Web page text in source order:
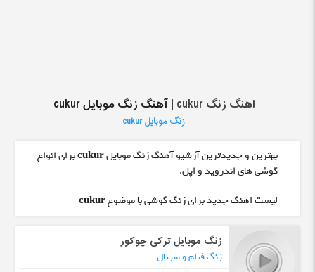
اهنگ زنگ cukur | آهنگ زنگ موبایل cukur
زنگ موبایل cukur
بهترین و جدیدترین آرشیو آهنگ زنگ موبایلcukurبرای انواع
گوشی های اندروید و اپل.
لیست اهنگ جدید برای زنگ گوشی با موضوعcukur
زنگ موبایل ترکی چوکور
زنگ فیلم و سریال